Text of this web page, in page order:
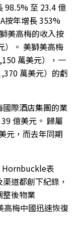
98.5% 至 23.4 億
按年增長 353%
美高梅的收入按
）。 美獅美高梅
萬美元），一
萬美元）的虧
際酒店集團的業
億美元。 歸屬
元，而去年同期
Hornbuckle表
道都創下紀錄，
後物業
高梅中國迅速恢復